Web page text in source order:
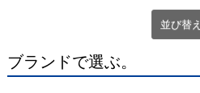
並び替え
ブランドで選ぶ。